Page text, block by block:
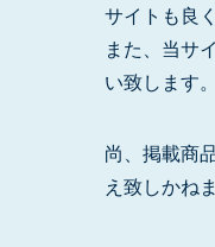
サイトも良
また、当サ
い致します
尚、掲載商
え致しかね